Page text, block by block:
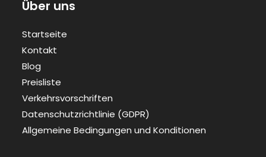
Über uns
Startseite
Kontakt
Blog
Preisliste
Verkehrsvorschriften
Datenschutzrichtlinie (GDPR)
Allgemeine Bedingungen und Konditionen